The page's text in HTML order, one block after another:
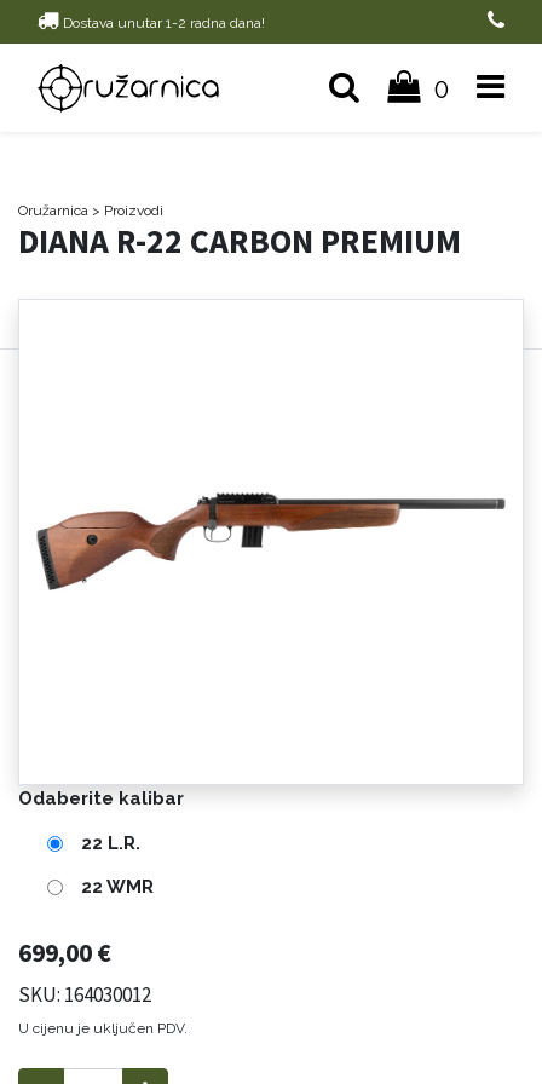
Dostava unutar 1-2 radna dana!
0
Oružarnica > Proizvodi
DIANA R-22 CARBON PREMIUM
Odaberite kalibar
22 L.R.
22 WMR
699,00€
SKU: 164030012
U cijenu je uključen PDV.